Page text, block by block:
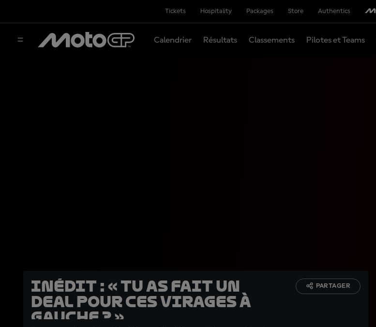
Tickets Hospitality Packages Store Authentics
Calendrier Résultats Classements Pilotes et Teams
INÉDIT : « Tu as fait un
deal pour ces virages à
gauche ? »
PARTAGER